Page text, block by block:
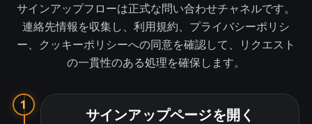
サインアップフローは正式な問い合わせチャネルです。
連絡先情報を収集し、利用規約、プライバシーポリシ
ー、クッキーポリシーへの同意を確認して、リクエスト
の一貫性のある処理を確保します。
1
サインアップページを開く